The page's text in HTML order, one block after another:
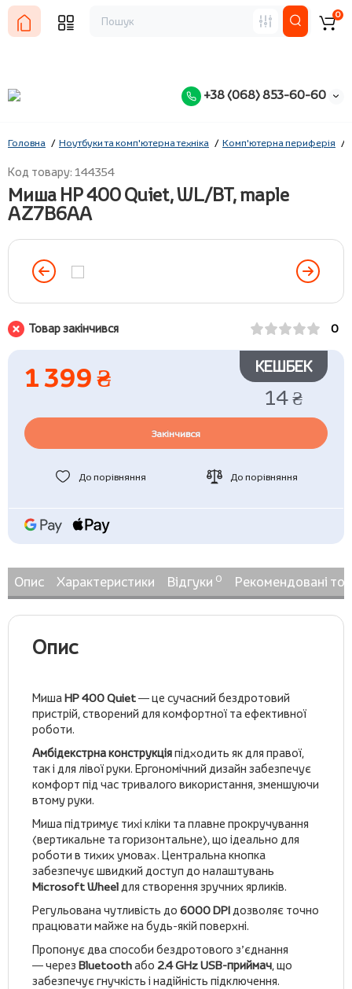
+38 (068) 853-60-60
0
Головна Ноутбуки та комп'ютерна техніка Комп'ютерна периферія
Код товару: 144354
Миша HP 400 Quiet, WL/BT, maple
AZ7B6AA
Товар закінчився 0
1 399 ₴ КЕШБЕК
14 ₴
Закінчився
До порівняння До порівняння
Опис Характеристики Відгуки 0 Рекомендовані
Опис
МишаHP 400 Quiet— це сучасний бездротовий
пристрій, створений для комфортної та ефективної
роботи.
Амбідекстрна конструкціяпідходить як для правої,
так і для лівої руки. Ергономічний дизайн забезпечує
комфорт під час тривалого використання, зменшуючи
втому руки.
Миша підтримує тихі кліки та плавне прокручування
(вертикальне та горизонтальне), що ідеально для
роботи в тихих умовах. Центральна кнопка
забезпечує швидкий доступ до налаштувань
Microsoft Wheelдля створення зручних ярликів.
Регульована чутливість до 6000 DPIдозволяє точно
працювати майже на будь-якій поверхні.
Пропонує два способи бездротового з’єднання
— через Bluetoothабо 2.4 GHz USB-приймач, що
забезпечує гнучкість і надійність підключення.